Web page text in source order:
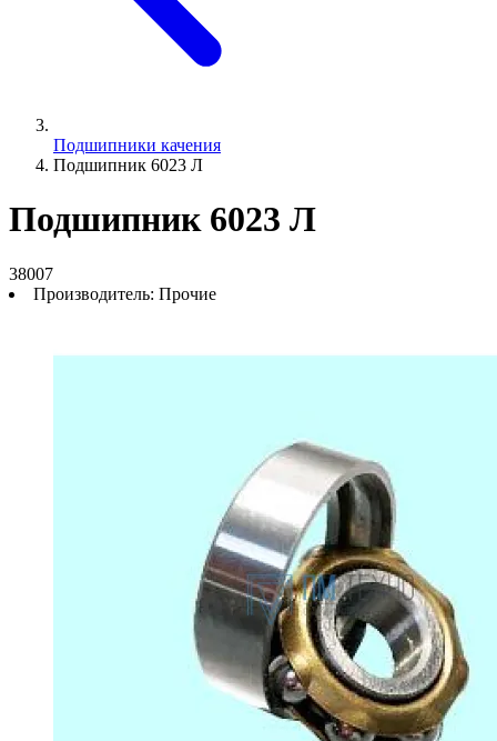
Подшипники качения
Подшипник 6023 Л
Подшипник 6023 Л
38007
Производитель: Прочие